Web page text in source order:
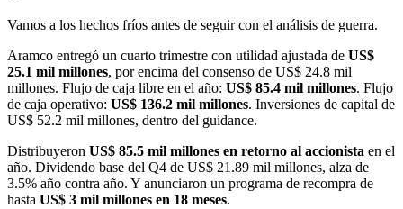
Vamos a los hechos fríos antes de seguir con el análisis de guerra.
Aramco entregó un cuarto trimestre con utilidad ajustada de US$
25.1 mil millones, por encima del consenso de US$ 24.8 mil
millones. Flujo de caja libre en el año: US$ 85.4 mil millones. Flujo
de caja operativo: US$ 136.2 mil millones. Inversiones de capital de
US$ 52.2 mil millones, dentro del guidance.
Distribuyeron US$ 85.5 mil millones en retorno al accionista en el
año. Dividendo base del Q4 de US$ 21.89 mil millones, alza de
3.5% año contra año. Y anunciaron un programa de recompra de
hasta US$ 3 mil millones en 18 meses.